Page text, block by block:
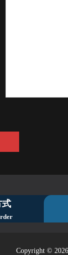
式
Copyright ©